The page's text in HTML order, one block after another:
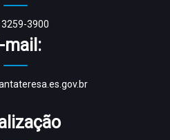
3900
mail: